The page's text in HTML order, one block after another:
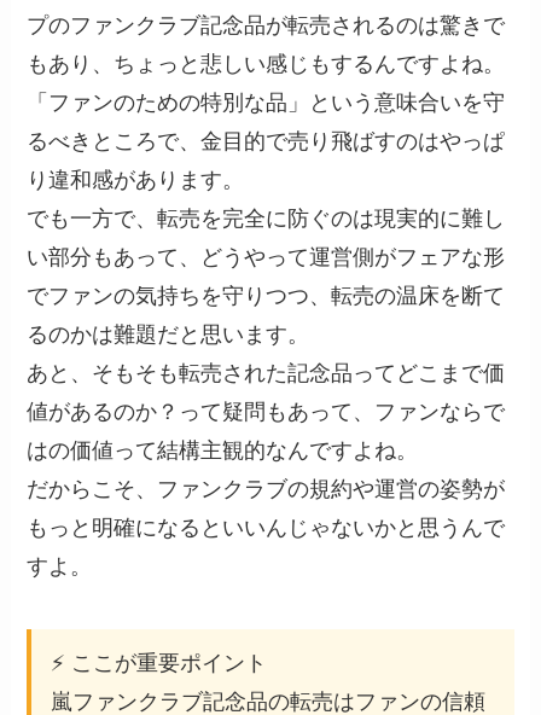
プのファンクラブ記念品が転売されるのは驚きで
もあり、ちょっと悲しい感じもするんですよね。
「ファンのための特別な品」という意味合いを守
るべきところで、金目的で売り飛ばすのはやっぱ
り違和感があります。
でも一方で、転売を完全に防ぐのは現実的に難し
い部分もあって、どうやって運営側がフェアな形
でファンの気持ちを守りつつ、転売の温床を断て
るのかは難題だと思います。
あと、そもそも転売された記念品ってどこまで価
値があるのか？って疑問もあって、ファンならで
はの価値って結構主観的なんですよね。
だからこそ、ファンクラブの規約や運営の姿勢が
もっと明確になるといいんじゃないかと思うんで
すよ。
⚡ ここが重要ポイント
嵐ファンクラブ記念品の転売はファンの信頼